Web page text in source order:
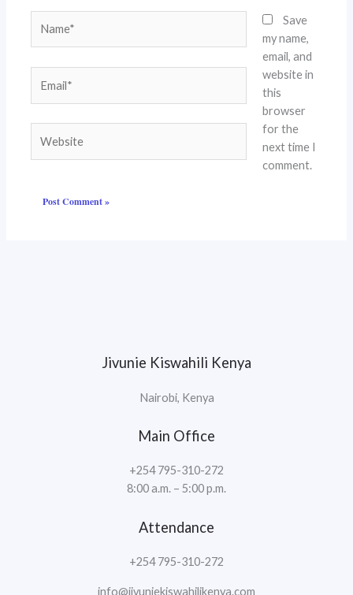
Save
my name,
email, and
website in
this
browser
for the
next time I
comment.
Jivunie Kiswahili Kenya
Nairobi, Kenya
Main Office
+254 795-310-272
8:00 a.m. – 5:00 p.m.
Attendance
+254 795-310-272
info@jivuniekiswahilikenya.com